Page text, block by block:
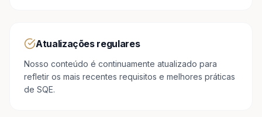
Atualizações regulares
Nosso conteúdo é continuamente atualizado para
refletir os mais recentes requisitos e melhores práticas
de SQE.